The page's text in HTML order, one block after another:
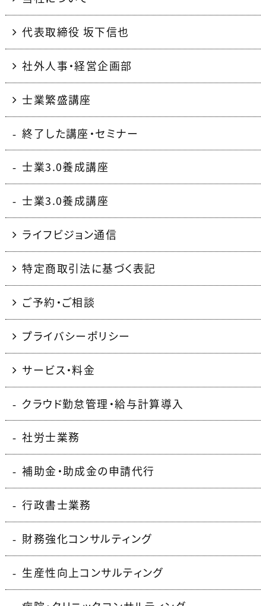
代表取締役 坂下信也
社外人事・経営企画部
士業繁盛講座
終了した講座・セミナー
士業3.0養成講座
士業3.0養成講座
ライフビジョン通信
特定商取引法に基づく表記
ご予約・ご相談
プライバシーポリシー
サービス・料金
クラウド勤怠管理・給与計算導入
社労士業務
補助金・助成金の申請代行
行政書士業務
財務強化コンサルティング
生産性向上コンサルティング